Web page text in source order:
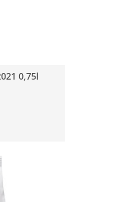
0,75l